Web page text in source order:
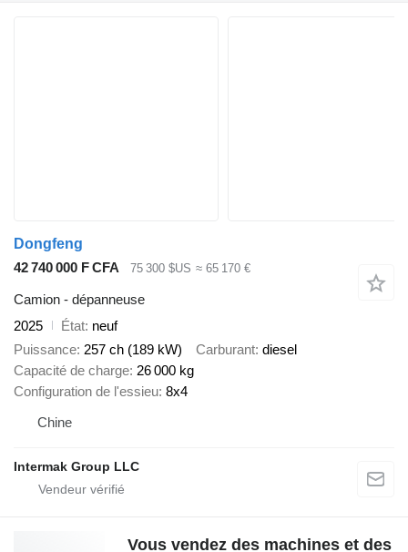
Dongfeng
42 740 000 F CFA
75 300 $US ≈ 65 170 €
Camion - dépanneuse
2025
État neuf
Puissance 257 ch (189 kW) Carburant diesel
Capacité de charge 26 000 kg
Configuration de l'essieu 8x4
Chine
Intermak Group LLC
Vous vendez des machines et des